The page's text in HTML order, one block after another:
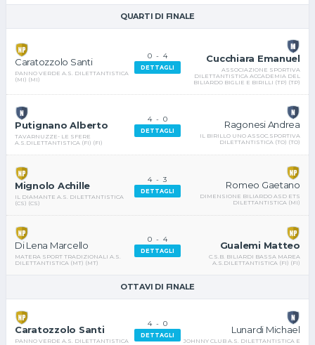
QUARTI DI FINALE
Caratozzolo Santi
PANNO VERDE A.S. DILETTANTISTICA
(MI) (MI)
0- 4
DETTAGLI
Cucchiara Emanuel
ASSOCIAZIONE SPORTIVA
DILETTANTISTICA ACCADEMIA DEL
BILIARDO BIGLIE E BIRILLI (TP) (TP)
Putignano Alberto
TAVARNUZZE- LE SFERE
A.S.DILETTANTISTICA (FI) (FI)
4- 0
DETTAGLI
Ragonesi Andrea
IL BIRILLO UNO ASSOC.SPORTIVA
DILETTANTISTICA (TO) (TO)
Mignolo Achille
IL DIAMANTE A.S. DILETTANTISTICA
(CS) (CS)
4-3
DETTAGLI
Romeo Gaetano
DIMENSIONE BILIARDO ASD ETS
DILETTANTISTICA (MI)
Di Lena Marcello
MATERA SPORT TRADIZIONALI A.S.
DILETTANTISTICA (MT) (MT)
0- 4
DETTAGLI
Gualemi Matteo
C.S.B. BILIARDI BASSA MAREA
A.S.DILETTANTISTICA (FI) (FI)
OTTAVI DI FINALE
Caratozzolo Santi
PANNO VERDE A.S. DILETTANTISTICA
4- 0
DETTAGLI
Lunardi Michael
JOHNNY CLUB A.S. DILETTANTISTICA E